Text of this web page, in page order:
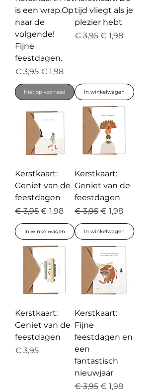
is een wrap.Op
naar de
volgende!
Fijne
feestdagen.
Normale prijs
€ 3,95 Verkoopprijs
€ 1,98
Niet op voorraad
tijd vliegt als je
plezier hebt
Normale prijs
€ 3,95 Verkoopprijs
€ 1,98
In winkelwagen
Kerstkaart:
Geniet van de
feestdagen
Normale prijs
€ 3,95 Verkoopprijs
€ 1,98
In winkelwagen
Kerstkaart:
Geniet van de
feestdagen
Normale prijs
€ 3,95 Verkoopprijs
€ 1,98
In winkelwagen
Kerstkaart:
Geniet van de
feestdagen
Prijs
€ 3,95
Kerstkaart:
Fijne
feestdagen en
een
fantastisch
nieuwjaar
Normale prijs
€ 3,95 Verkoopprijs
€ 1,98